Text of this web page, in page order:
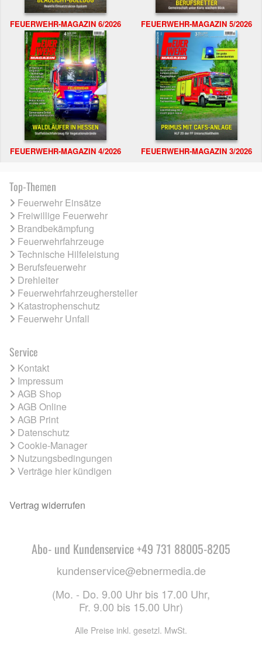
FEUERWEHR-MAGAZIN 6/2026 FEUERWEHR-MAGAZIN 5/2026
FEUERWEHR-MAGAZIN 4/2026 FEUERWEHR-MAGAZIN 3/2026
Top-Themen
Feuerwehr Einsätze
Freiwillige Feuerwehr
Brandbekämpfung
Feuerwehrfahrzeuge
Technische Hilfeleistung
Berufsfeuerwehr
Drehleiter
Feuerwehrfahrzeughersteller
Katastrophenschutz
Feuerwehr Unfall
Service
Kontakt
Impressum
AGB Shop
AGB Online
AGB Print
Datenschutz
Cookie-Manager
Nutzungsbedingungen
Verträge hier kündigen
Vertrag widerrufen
Abo- und Kundenservice +49 731 88005-8205
kundenservice@ebnermedia.de
(Mo. - Do. 9.00 Uhr bis 17.00 Uhr,
Fr. 9.00 bis 15.00 Uhr)
Alle Preise inkl. gesetzl. MwSt.